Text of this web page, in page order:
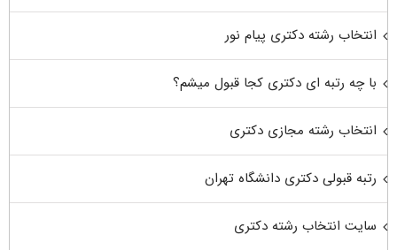
انتخاب رشته دکتری پیام نور
با چه رتبه ای دکتری کجا قبول میشم؟
انتخاب رشته مجازی دکتری
رتبه قبولی دکتری دانشگاه تهران
سایت انتخاب رشته دکتری